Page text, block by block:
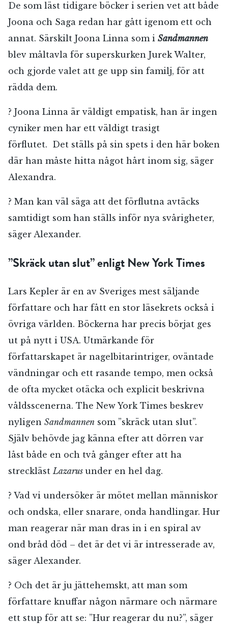
De som läst tidigare böcker i serien vet att både
Joona och Saga redan har gått igenom ett och
annat. Särskilt Joona Linna som i Sandmannen
blev måltavla för superskurken Jurek Walter,
och gjorde valet att ge upp sin familj, för att
rädda dem.
? Joona Linna är väldigt empatisk, han är ingen
cyniker men har ett väldigt trasigt
förflutet. Det ställs på sin spets i den här boken
där han måste hitta något hårt inom sig, säger
Alexandra.
? Man kan väl säga att det förflutna avtäcks
samtidigt som han ställs inför nya svårigheter,
säger Alexander.
”Skräck utan slut” enligt New York Times
Lars Kepler är en av Sveriges mest säljande
författare och har fått en stor läsekrets också i
övriga världen. Böckerna har precis börjat ges
ut på nytt i USA. Utmärkande för
författarskapet är nagelbitarintriger, oväntade
vändningar och ett rasande tempo, men också
de ofta mycket otäcka och explicit beskrivna
våldsscenerna. The New York Times beskrev
nyligen Sandmannen som ”skräck utan slut”.
Själv behövde jag känna efter att dörren var
låst både en och två gånger efter att ha
strecklästLazarus under en hel dag.
? Vad vi undersöker är mötet mellan människor
och ondska, eller snarare, onda handlingar. Hur
man reagerar när man dras in i en spiral av
ond bråd död – det är det vi är intresserade av,
säger Alexander.
? Och det är ju jättehemskt, att man som
författare knuffar någon närmare och närmare
ett stup för att se: ”Hur reagerar du nu?”, säger